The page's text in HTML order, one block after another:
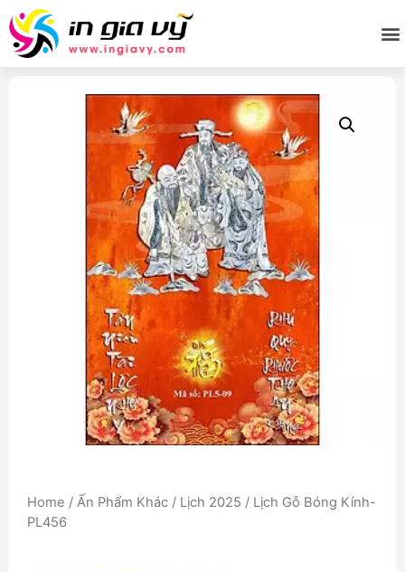
Home / Ấn Phẩm Khác / Lịch 2025 / Lịch Gỗ Bóng Kính-
PL456